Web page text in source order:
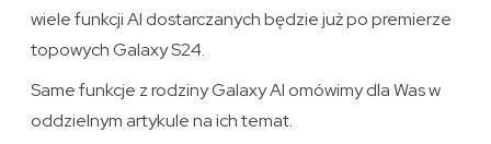
wiele funkcji AI dostarczanych będzie już po premierze
topowych Galaxy S24.
Same funkcje z rodziny Galaxy AI omówimy dla Was w
oddzielnym artykule na ich temat.